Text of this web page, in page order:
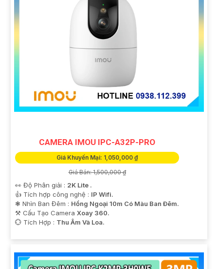
CAMERA IMOU IPC-A32P-PRO
Giá Khuyến Mại: 1,050,000 ₫
Giá Bán: 1,500,000 ₫
👀 Độ Phân giải : 2K Lite .
👍 Tích hợp công nghệ : IP Wifi.
❃ Nhìn Ban Đêm : Hồng Ngoại 10m Có Màu Ban Ðêm.
⚒ Cấu Tạo Camera Xoay 360.
️💮 Tích Hợp : Thu Âm Và Loa.